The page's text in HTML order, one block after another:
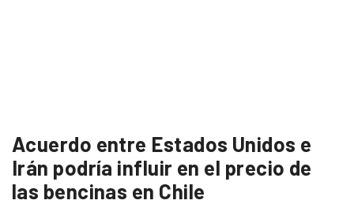
Acuerdo entre Estados Unidos e
Irán podría influir en el precio de
las bencinas en Chile